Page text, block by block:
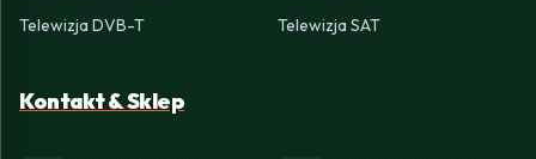
Telewizja DVB-T
Telewizja SAT
Kontakt & Sklep